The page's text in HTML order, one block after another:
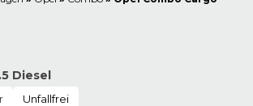
Diesel
Unfallfrei